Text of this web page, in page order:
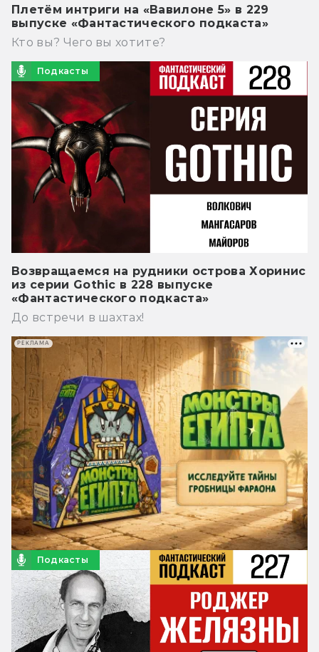
Плетём интриги на «Вавилоне 5» в 229
выпуске «Фантастического подкаста»
Кто вы? Чего вы хотите?
Подкасты
Возвращаемся на рудники острова Хоринис
из серии Gothic в 228 выпуске
«Фантастического подкаста»
До встречи в шахтах!
Подкасты
РЕКЛАМА